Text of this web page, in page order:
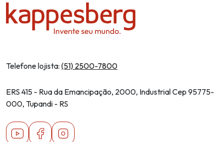
Telefone lojista: (51) 2500-7800
ERS 415 - Rua da Emancipação, 2000, Industrial Cep 95775-
000, Tupandi - RS
YoutubeFacebookInstagram